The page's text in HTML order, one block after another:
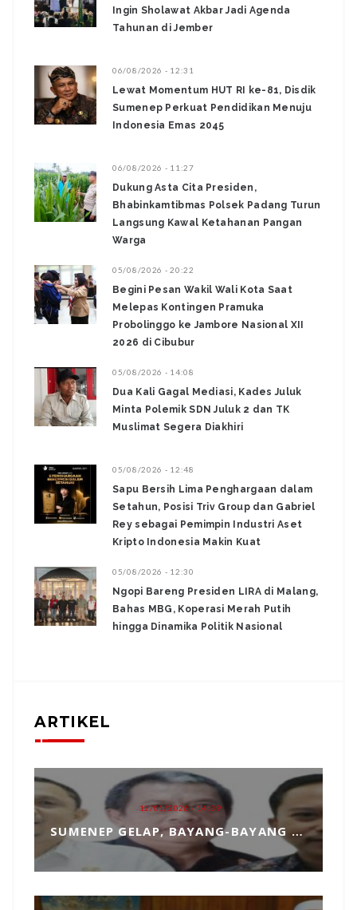
Ingin Sholawat Akbar Jadi Agenda
Tahunan di Jember
06/08/2026 - 12:31
Lewat Momentum HUT RI ke-81, Disdik
Sumenep Perkuat Pendidikan Menuju
Indonesia Emas 2045
06/08/2026 - 11:27
Dukung Asta Cita Presiden,
Bhabinkamtibmas Polsek Padang Turun
Langsung Kawal Ketahanan Pangan
Warga
05/08/2026 - 20:22
Begini Pesan Wakil Wali Kota Saat
Melepas Kontingen Pramuka
Probolinggo ke Jambore Nasional XII
2026 di Cibubur
05/08/2026 - 14:08
Dua Kali Gagal Mediasi, Kades Juluk
Minta Polemik SDN Juluk 2 dan TK
Muslimat Segera Diakhiri
05/08/2026 - 12:48
Sapu Bersih Lima Penghargaan dalam
Setahun, Posisi Triv Group dan Gabriel
Rey sebagai Pemimpin Industri Aset
Kripto Indonesia Makin Kuat
05/08/2026 - 12:30
Ngopi Bareng Presiden LIRA di Malang,
Bahas MBG, Koperasi Merah Putih
hingga Dinamika Politik Nasional
ARTIKEL
12/01/2026 - 14:39
SUMENEP GELAP, BAYANG-BAYANG MATAHARI KEMBAR HANTUI PENGANGKATAN SEKDA